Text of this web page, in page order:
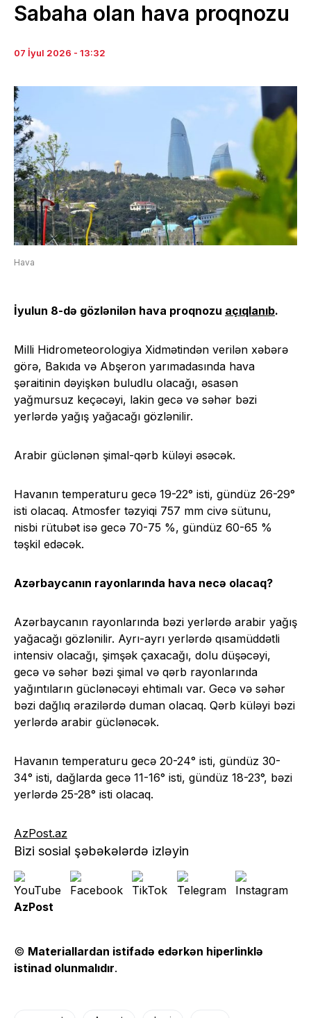
Sabaha olan hava proqnozu
07 İyul 2026 - 13:32
Hava
İyulun 8-də gözlənilən hava proqnozu açıqlanıb.
Milli Hidrometeorologiya Xidmətindən verilən xəbərə
görə, Bakıda və Abşeron yarımadasında hava
şəraitinin dəyişkən buludlu olacağı, əsasən
yağmursuz keçəcəyi, lakin gecə və səhər bəzi
yerlərdə yağış yağacağı gözlənilir.
Arabir güclənən şimal-qərb küləyi əsəcək.
Havanın temperaturu gecə 19-22° isti, gündüz 26-29°
isti olacaq. Atmosfer təzyiqi 757 mm civə sütunu,
nisbi rütubət isə gecə 70-75 %, gündüz 60-65 %
təşkil edəcək.
Azərbaycanın rayonlarında hava necə olacaq?
Azərbaycanın rayonlarında bəzi yerlərdə arabir yağış
yağacağı gözlənilir. Ayrı-ayrı yerlərdə qısamüddətli
intensiv olacağı, şimşək çaxacağı, dolu düşəcəyi,
gecə və səhər bəzi şimal və qərb rayonlarında
yağıntıların güclənəcəyi ehtimalı var. Gecə və səhər
bəzi dağlıq ərazilərdə duman olacaq. Qərb küləyi bəzi
yerlərdə arabir güclənəcək.
Havanın temperaturu gecə 20-24° isti, gündüz 30-
34° isti, dağlarda gecə 11-16° isti, gündüz 18-23°, bəzi
yerlərdə 25-28° isti olacaq.
AzPost.az
Bizi sosial şəbəkələrdə izləyin
AzPost
© Materiallardan istifadə edərkən hiperlinklə
istinad olunmalıdır.